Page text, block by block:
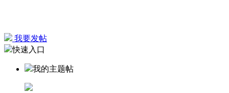
我要发帖
快速入口
我的主题帖